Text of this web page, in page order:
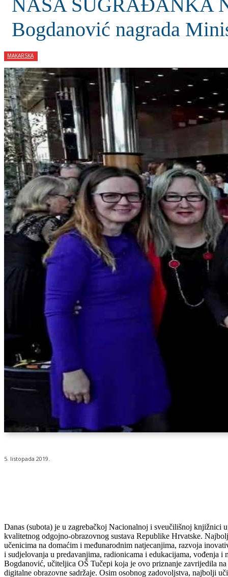
NAŠA SUGRAĐANKA
Bogdanović nagrada
MAKARSKA
5. listopada 2019.
Danas (subota) je u zagrebačkoj Nacionalnoj i sveučilišnoj knjižnici
kvalitetnog odgojno-obrazovnog sustava Republike Hrvatske.
učenicima na domaćim i međunarodnim natjecanjima, razvoja
i sudjelovanja u predavanjima, radionicama i edukacijama, vođenja
Bogdanović, učiteljica OŠ Tučepi koja je ovo priznanje zavrijedila
digitalne obrazovne sadržaje. Osim osobnog zadovoljstva, najbolji